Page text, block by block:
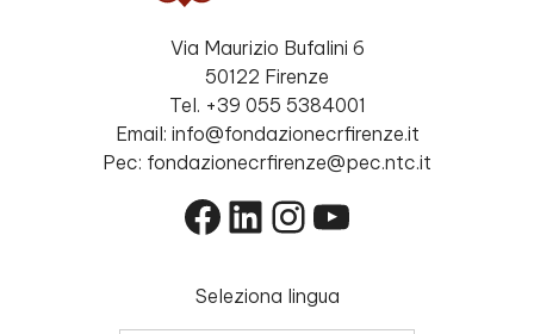
Via Maurizio Bufalini 6
50122 Firenze
Tel. +39 055 5384001
Email: info@fondazionecrfirenze.it
Pec: fondazionecrfirenze@pec.ntc.it
Facebook
LinkedIn
Instagram
YouTube
Seleziona lingua